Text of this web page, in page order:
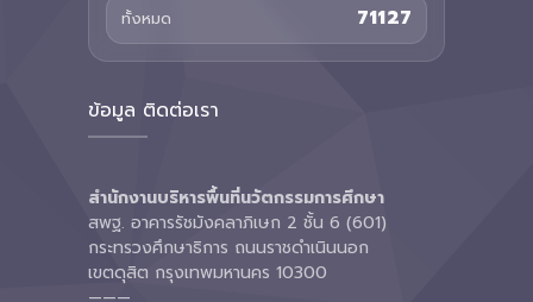
ทั้งหมด 71127
ข้อมูล ติดต่อเรา
สำนักงานบริหารพื้นที่นวัตกรรมการศึกษา
สพฐ. อาคารรัชมังคลาภิเษก 2 ชั้น 6 (601)
กระทรวงศึกษาธิการ ถนนราชดำเนินนอก
เขตดุสิต กรุงเทพมหานคร 10300